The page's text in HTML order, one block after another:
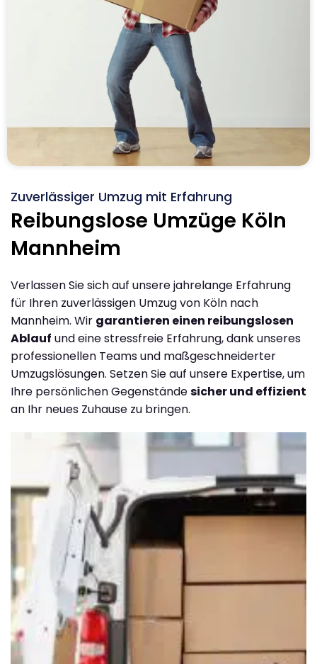
Zuverlässiger Umzug mit Erfahrung
Reibungslose Umzüge Köln
Mannheim
Verlassen Sie sich auf unsere jahrelange Erfahrung
für Ihren zuverlässigen Umzug von Köln nach
Mannheim. Wir garantieren einen reibungslosen
Ablauf und eine stressfreie Erfahrung, dank unseres
professionellen Teams und maßgeschneiderter
Umzugslösungen. Setzen Sie auf unsere Expertise, um
Ihre persönlichen Gegenständesicher und effizient
an Ihr neues Zuhause zu bringen.